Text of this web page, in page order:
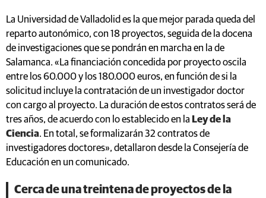
La Universidad de Valladolid es la que mejor parada queda del
reparto autonómico, con 18 proyectos, seguida de la docena
de investigaciones que se pondrán en marcha en la de
Salamanca. «La financiación concedida por proyecto oscila
entre los 60.000 y los 180.000 euros, en función de si la
solicitud incluye la contratación de un investigador doctor
con cargo al proyecto. La duración de estos contratos será de
tres años, de acuerdo con lo establecido en la Ley de la
Ciencia. En total, se formalizarán 32 contratos de
investigadores doctores», detallaron desde la Consejería de
Educación en un comunicado.
Cerca de una treintena de proyectos de la